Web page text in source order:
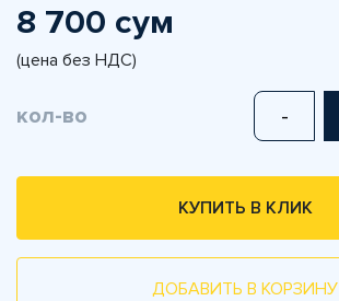
8 700 сум
(цена без НДС)
кол-во -
КУПИТЬ В КЛИК
ДОБАВИТЬ В КОРЗИНУ